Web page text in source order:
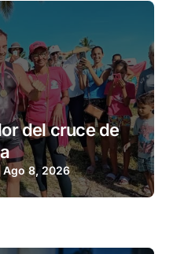
del cruce de
Ago 8, 2026